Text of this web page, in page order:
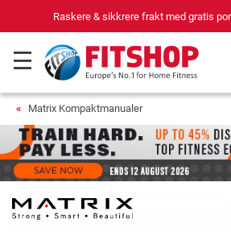
Raskere & sikkrere frakt med gratis
Matrix Kompaktmanualer